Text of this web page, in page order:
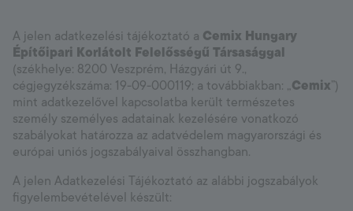
Kapcsolat
Vevőszolgálat +36 88 590 500
Language: HU
A jelen adatkezelési tájékoztató a Cemix Hungary
Építőipari Korlátolt Felelősségű Társasággal
(székhelye: 8200 Veszprém, Házgyári út 9.,
cégjegyzékszáma: 19-09-000119; a továbbiakban: „Cemix”)
mint adatkezelővel kapcsolatba került természetes
személy személyes adatainak kezelésére vonatkozó
szabályokat határozza az adatvédelem magyarországi és
európai uniós jogszabályaival összhangban.
A jelen Adatkezelési Tájékoztató az alábbi jogszabályok
figyelembevételével készült: